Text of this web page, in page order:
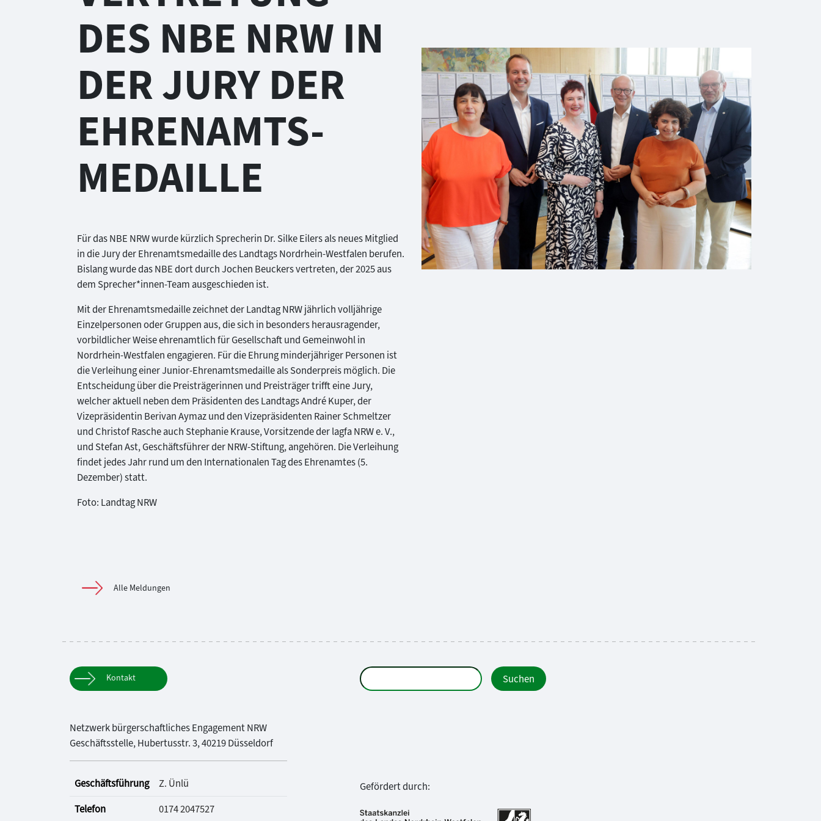
DES NBE NRW IN
DER JURY DER
EHRENAMTS-
MEDAILLE
Für das NBE NRW wurde kürzlich Sprecherin Dr. Silke Eilers als neues Mitglied
in die Jury der Ehrenamtsmedaille des Landtags Nordrhein-Westfalen berufen.
Bislang wurde das NBE dort durch Jochen Beuckers vertreten, der 2025 aus
dem Sprecher*innen-Team ausgeschieden ist.
Mit der Ehrenamtsmedaille zeichnet der Landtag NRW jährlich volljährige
Einzelpersonen oder Gruppen aus, die sich in besonders herausragender,
vorbildlicher Weise ehrenamtlich für Gesellschaft und Gemeinwohl in
Nordrhein-Westfalen engagieren. Für die Ehrung minderjähriger Personen ist
die Verleihung einer Junior-Ehrenamtsmedaille als Sonderpreis möglich. Die
Entscheidung über die Preisträgerinnen und Preisträger trifft eine Jury,
welcher aktuell neben dem Präsidenten des Landtags André Kuper, der
Vizepräsidentin Berivan Aymaz und den Vizepräsidenten Rainer Schmeltzer
und Christof Rasche auch Stephanie Krause, Vorsitzende der lagfa NRW e. V.,
und Stefan Ast, Geschäftsführer der NRW-Stiftung, angehören. Die Verleihung
findet jedes Jahr rund um den Internationalen Tag des Ehrenamtes (5.
Dezember) statt.
Foto: Landtag NRW
Alle Meldungen
Kontakt
Netzwerk bürgerschaftliches Engagement NRW
Geschäftsstelle, Hubertusstr. 3, 40219 Düsseldorf
Geschäftsführung
Z. Ünlü
Telefon
0174 2047527
Gefördert durch: